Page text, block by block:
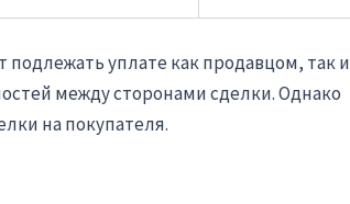
уплате как продавцом, так и
между сторонами сделки. Однако
на покупателя.